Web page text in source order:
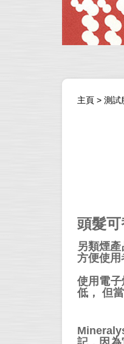
主頁 > 測試
頭髮
另類煙
方便使用
使用電
低， 但